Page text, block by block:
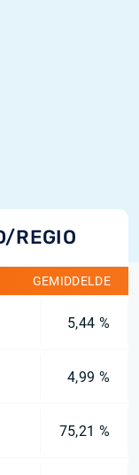
REGIO
GEMIDDELDE
5,44 %
4,99 %
75,21 %